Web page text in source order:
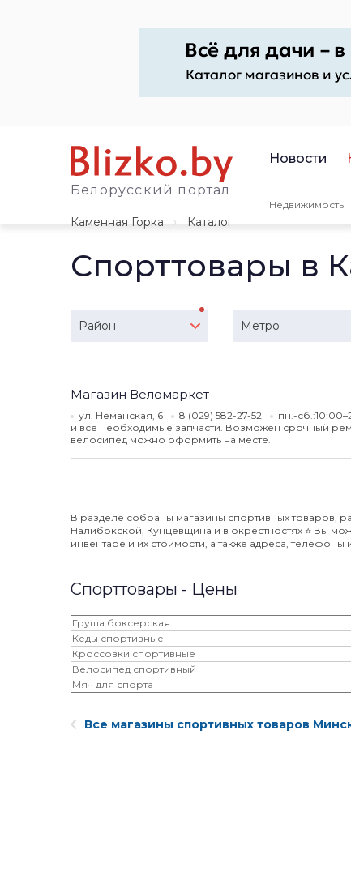
Белорусский портал
Новости
Недвижимость
Каменная Горка
Каталог
Спорттовары в
Район Метро
Магазин Веломаркет
ул. Неманская, 6 8 (029) 582-27-52 пн.-
и все необходимые запчасти. Возможен срочный
велосипед можно оформить на месте.
В разделе собраны магазины спортивных товаров,
Налибокской, Кунцевщина и в окрестностях ⭐️ Вы
инвентаре и их стоимости, а также адреса,
Спорттовары - Цены
Груша боксерская
Кеды спортивные
Кроссовки спортивные
Велосипед спортивный
Мяч для спорта
Все магазины спортивных товаров